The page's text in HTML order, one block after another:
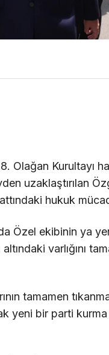
Olağan Kurultayı
uzaklaştırılan
hukuk
Özel ekibinin ya
varlığını
tamamen
yeni bir parti kurma